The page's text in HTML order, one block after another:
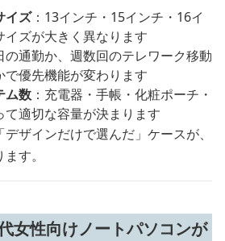
イズ：13インチ・15インチ・16イ
イズが大きく異なります
の通勤か、週数回のテレワーク移動
優先機能が変わります
ム数 ：充電器・手帳・化粧ポーチ・
適切な容量が決まります
ザインだけで選んだ」ケースが、
す。
女性向けノートパソコンが